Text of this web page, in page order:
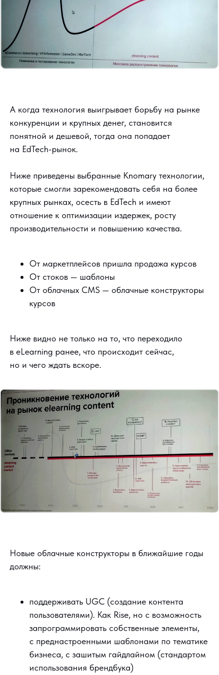
А когда технология выигрывает борьбу на рынке
конкуренции и крупных денег, становится
понятной и дешевой, тогда она попадает
на EdTech-рынок.
Ниже приведены выбранные Knomary технологии,
которые смогли зарекомендовать себя на более
крупных рынках, осесть в EdTech и имеют
отношение к оптимизации издержек, росту
производительности и повышению качества.
От маркетплейсов пришла продажа курсов
От стоков — шаблоны
От облачных CMS — облачные конструкторы
курсов
Ниже видно не только на то, что переходило
в eLearning ранее, что происходит сейчас,
но и чего ждать вскоре.
Новые облачные конструкторы в ближайшие годы
должны:
поддерживать UGC (создание контента
пользователями). Как Rise, но с возможность
запрограммировать собственные элементы,
с преднастроенными шаблонами по тематике
бизнеса, с зашитым гайдлайном (стандартом
использования брендбука)